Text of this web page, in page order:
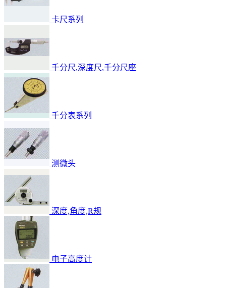
卡尺系列
千分尺,深度尺,千分尺座
千分表系列
测微头
深度,角度,R规
电子高度计